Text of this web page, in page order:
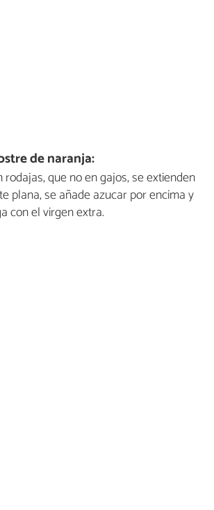
de naranja:
rodajas, que no en gajos, se extienden
plana, se añade azucar por encima y
con el virgen extra.